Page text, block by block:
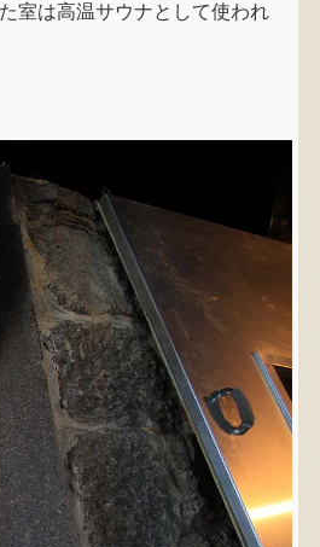
室は高温サウナとして使われ